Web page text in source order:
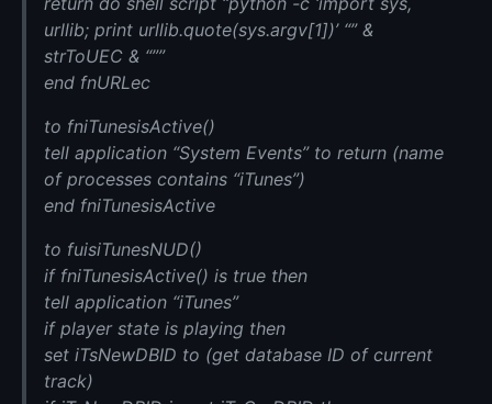
urllib; print urllib.quote(sys.argv[1])’ “” &
strToUEC & “””
end fnURLec
to fniTunesisActive()
tell application “System Events” to return (name
of processes contains “iTunes”)
end fniTunesisActive
to fuisiTunesNUD()
if fniTunesisActive() is true then
tell application “iTunes”
if player state is playing then
set iTsNewDBID to (get database ID of current
track)